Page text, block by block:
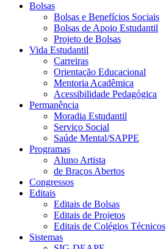
Bolsas
Bolsas e Benefícios Sociais
Bolsas de Apoio Estudantil
Projeto de Bolsas
Vida Estudantil
Carreiras
Orientação Educacional
Mentoria Acadêmica
Acessibilidade Pedagógica
Permanência
Moradia Estudantil
Serviço Social
Saúde Mental/SAPPE
Programas
Aluno Artista
de Braços Abertos
Congressos
Editais
Editais de Bolsas
Editais de Projetos
Editais de Colégios Técnicos
Sistemas